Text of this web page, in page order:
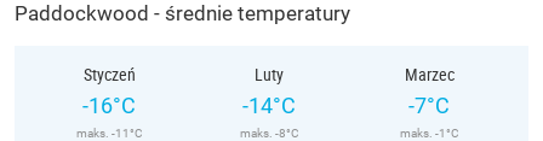
Paddockwood - średnie temperatury
Styczeń
-16°C
maks. -11°C
Luty
-14°C
maks. -8°C
Marzec
-7°C
maks. -1°C